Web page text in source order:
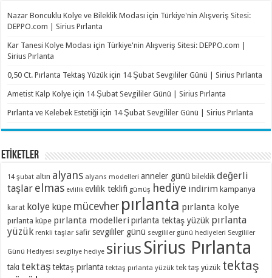
Nazar Boncuklu Kolye ve Bileklik Modası için Türkiye'nin Alışveriş Sitesi:
DEPPO.com | Sirius Pırlanta
Kar Tanesi Kolye Modası için Türkiye'nin Alışveriş Sitesi: DEPPO.com |
Sirius Pırlanta
0,50 Ct. Pırlanta Tektaş Yüzük için 14 Şubat Sevgililer Günü | Sirius Pırlanta
Ametist Kalp Kolye için 14 Şubat Sevgililer Günü | Sirius Pırlanta
Pırlanta ve Kelebek Estetiği için 14 Şubat Sevgililer Günü | Sirius Pırlanta
ETİKETLER
14 şubat altın alyans alyans modelleri anneler günü bileklik değerli
taşlar elmas evlilik evlilik teklifi gümüş hediye indirim kampanya
karat kolye küpe mücevher pırlanta pırlanta kolye
pırlanta küpe pırlanta modelleri pırlanta tektaş yüzük pırlanta
yüzük renkli taşlar safir sevgililer günü sevgililer günü hediyeleri Sevgililer
Günü Hediyesi sevgiliye hediye siriusSirius Pırlanta
takı tektaş tektaş pırlanta tektaş pırlanta yüzük tek taş yüzük tektaş